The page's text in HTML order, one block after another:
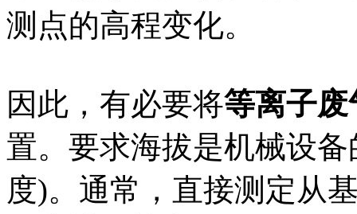
测点的高程变化。
因此，有必要将等离子
置。要求海拔是机械设
度)。通常，直接测定从